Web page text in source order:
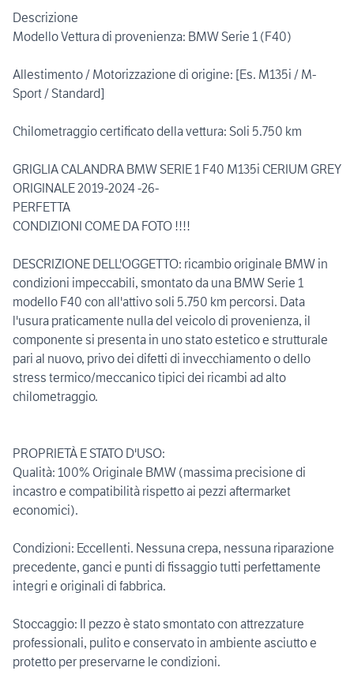
Descrizione
Modello Vettura di provenienza: BMW Serie 1 (F40)
Allestimento / Motorizzazione di origine: [Es. M135i / M-
Sport / Standard]
Chilometraggio certificato della vettura: Soli 5.750 km
GRIGLIA CALANDRA BMW SERIE 1 F40 M135i CERIUM GREY
ORIGINALE 2019-2024 -26-
PERFETTA
CONDIZIONI COME DA FOTO !!!!
DESCRIZIONE DELL'OGGETTO: ricambio originale BMW in
condizioni impeccabili, smontato da una BMW Serie 1
modello F40 con all'attivo soli 5.750 km percorsi. Data
l'usura praticamente nulla del veicolo di provenienza, il
componente si presenta in uno stato estetico e strutturale
pari al nuovo, privo dei difetti di invecchiamento o dello
stress termico/meccanico tipici dei ricambi ad alto
chilometraggio.
PROPRIETÀ E STATO D'USO:
Qualità: 100% Originale BMW (massima precisione di
incastro e compatibilità rispetto ai pezzi aftermarket
economici).
Condizioni: Eccellenti. Nessuna crepa, nessuna riparazione
precedente, ganci e punti di fissaggio tutti perfettamente
integri e originali di fabbrica.
Stoccaggio: Il pezzo è stato smontato con attrezzature
professionali, pulito e conservato in ambiente asciutto e
protetto per preservarne le condizioni.